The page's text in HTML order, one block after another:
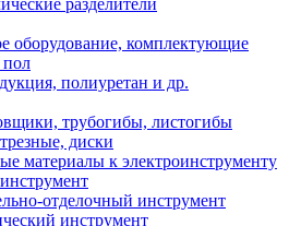
разделители
оборудование, комплектующие
полиуретан и др.
трубогибы, листогибы
диски
материалы к электроинструменту
отделочный инструмент
инструмент